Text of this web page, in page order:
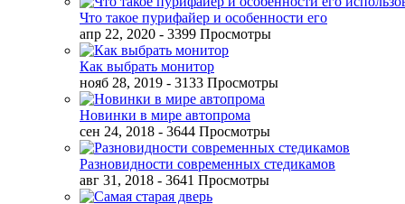
Что такое пурифайер и особенности его
апр 22, 2020 - 3399 Просмотры
Как выбрать монитор
нояб 28, 2019 - 3133 Просмотры
Новинки в мире автопрома
сен 24, 2018 - 3644 Просмотры
Разновидности современных стедикамов
авг 31, 2018 - 3641 Просмотры